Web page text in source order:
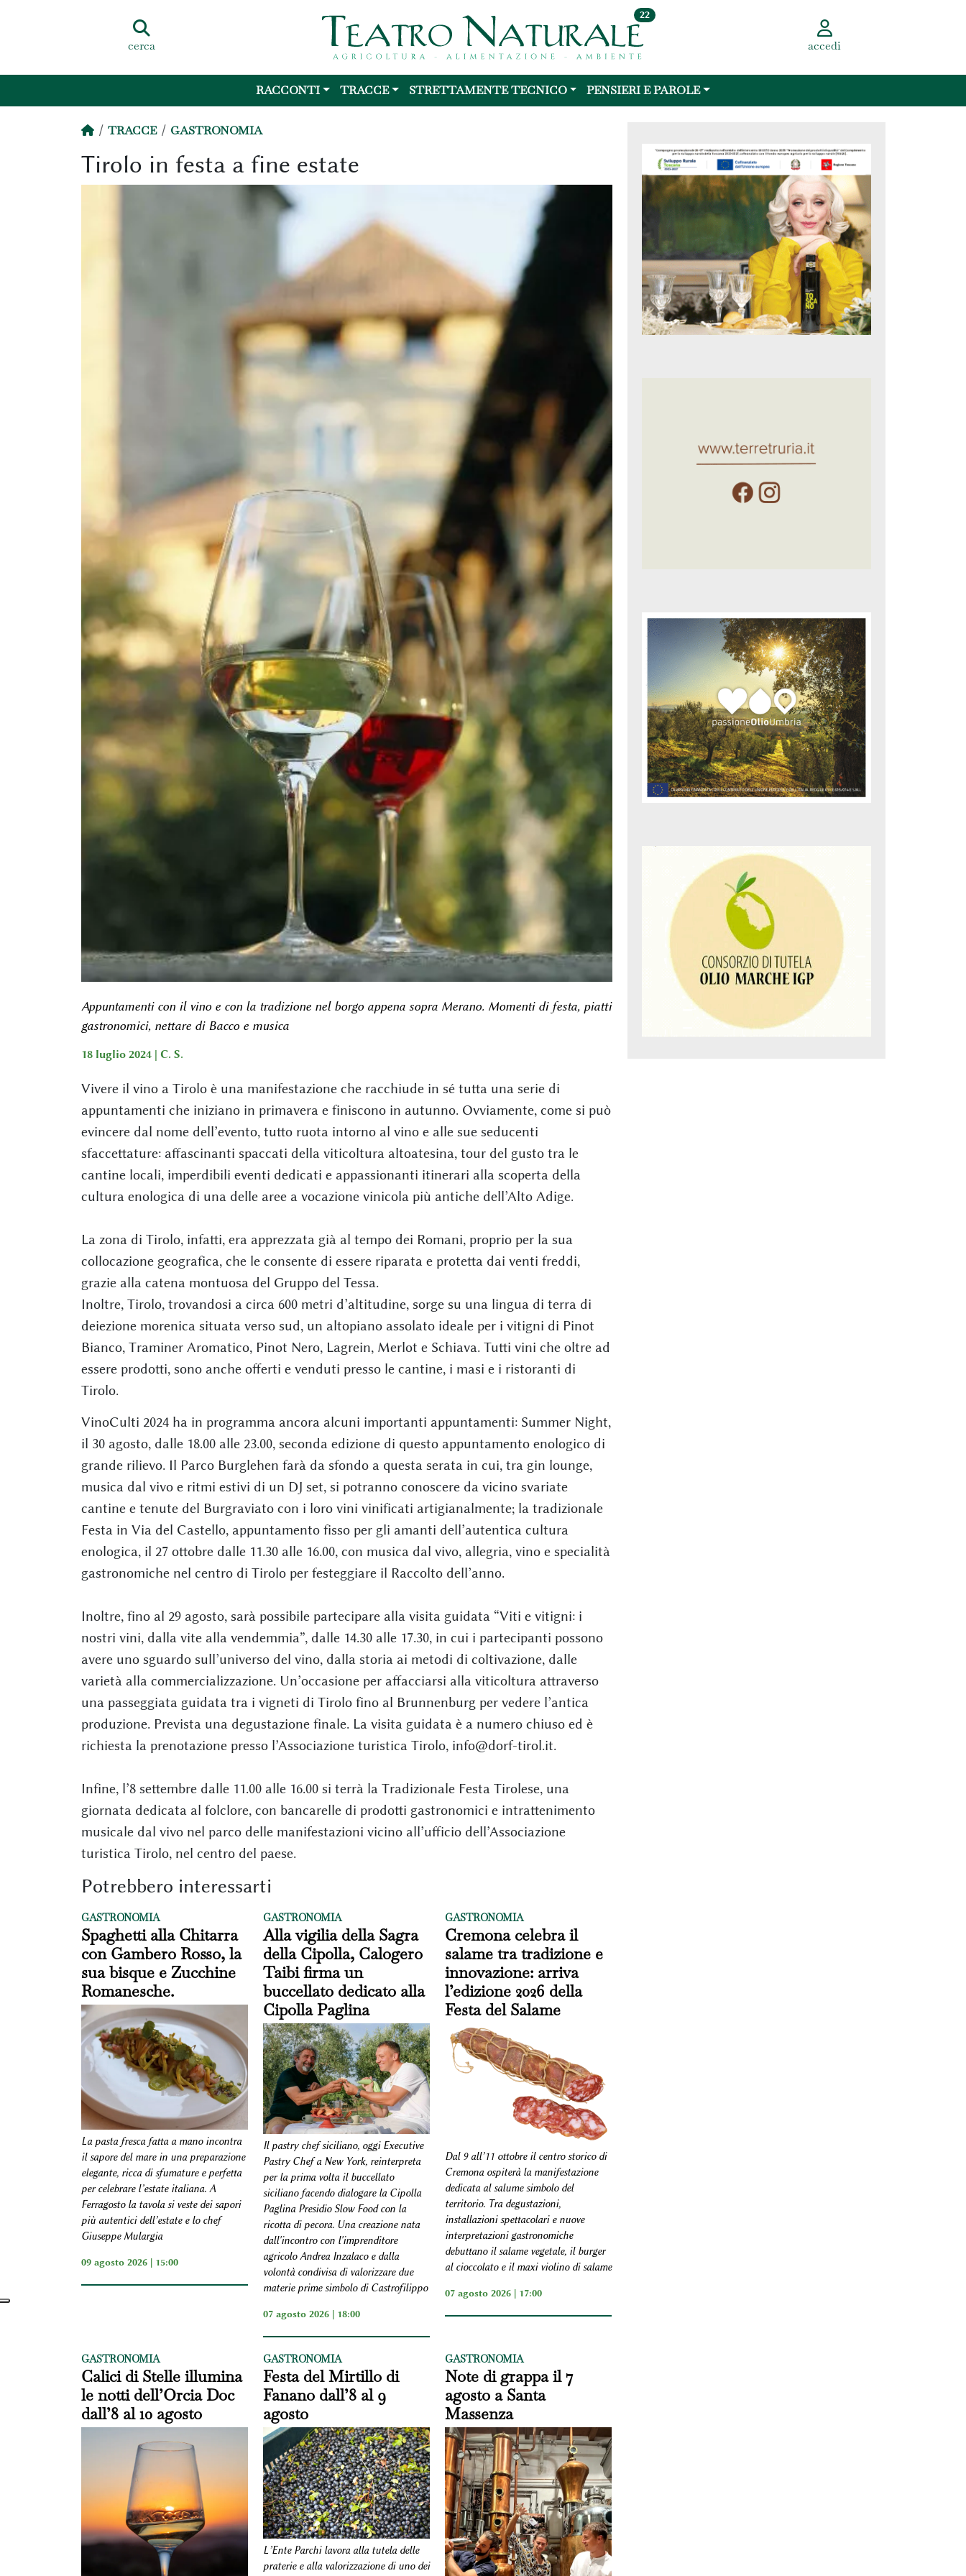
cerca
22
accedi
RACCONTI TRACCE STRETTAMENTE TECNICO PENSIERI E PAROLE
TRACCE GASTRONOMIA
Tirolo in festa a fine estate
Appuntamenti con il vino e con la tradizione nel borgo appena sopra Merano. Momenti di festa, piatti
gastronomici, nettare di Bacco e musica
18 luglio 2024 | C. S.
Vivere il vino a Tirolo è una manifestazione che racchiude in sé tutta una serie di
appuntamenti che iniziano in primavera e finiscono in autunno. Ovviamente, come si può
evincere dal nome dell’evento, tutto ruota intorno al vino e alle sue seducenti
sfaccettature: affascinanti spaccati della viticoltura altoatesina, tour del gusto tra le
cantine locali, imperdibili eventi dedicati e appassionanti itinerari alla scoperta della
cultura enologica di una delle aree a vocazione vinicola più antiche dell’Alto Adige.
La zona di Tirolo, infatti, era apprezzata già al tempo dei Romani, proprio per la sua
collocazione geografica, che le consente di essere riparata e protetta dai venti freddi,
grazie alla catena montuosa del Gruppo del Tessa.
Inoltre, Tirolo, trovandosi a circa 600 metri d’altitudine, sorge su una lingua di terra di
deiezione morenica situata verso sud, un altopiano assolato ideale per i vitigni di Pinot
Bianco, Traminer Aromatico, Pinot Nero, Lagrein, Merlot e Schiava. Tutti vini che oltre ad
essere prodotti, sono anche offerti e venduti presso le cantine, i masi e i ristoranti di
Tirolo.
VinoCulti 2024 ha in programma ancora alcuni importanti appuntamenti: Summer Night,
il 30 agosto, dalle 18.00 alle 23.00, seconda edizione di questo appuntamento enologico di
grande rilievo. Il Parco Burglehen farà da sfondo a questa serata in cui, tra gin lounge,
musica dal vivo e ritmi estivi di un DJ set, si potranno conoscere da vicino svariate
cantine e tenute del Burgraviato con i loro vini vinificati artigianalmente; la tradizionale
Festa in Via del Castello, appuntamento fisso per gli amanti dell’autentica cultura
enologica, il 27 ottobre dalle 11.30 alle 16.00, con musica dal vivo, allegria, vino e specialità
gastronomiche nel centro di Tirolo per festeggiare il Raccolto dell’anno.
Inoltre, fino al 29 agosto, sarà possibile partecipare alla visita guidata “Viti e vitigni: i
nostri vini, dalla vite alla vendemmia”, dalle 14.30 alle 17.30, in cui i partecipanti possono
avere uno sguardo sull’universo del vino, dalla storia ai metodi di coltivazione, dalle
varietà alla commercializzazione. Un’occasione per affacciarsi alla viticoltura attraverso
una passeggiata guidata tra i vigneti di Tirolo fino al Brunnenburg per vedere l’antica
produzione. Prevista una degustazione finale. La visita guidata è a numero chiuso ed è
richiesta la prenotazione presso l’Associazione turistica Tirolo, info@dorf-tirol.it.
Infine, l’8 settembre dalle 11.00 alle 16.00 si terrà la Tradizionale Festa Tirolese, una
giornata dedicata al folclore, con bancarelle di prodotti gastronomici e intrattenimento
musicale dal vivo nel parco delle manifestazioni vicino all’ufficio dell’Associazione
turistica Tirolo, nel centro del paese.
Potrebbero interessarti
GASTRONOMIA
Spaghetti alla Chitarra
con Gambero Rosso, la
sua bisque e Zucchine
Romanesche.
La pasta fresca fatta a mano incontra
il sapore del mare in una preparazione
elegante, ricca di sfumature e perfetta
per celebrare l’estate italiana. A
Ferragosto la tavola si veste dei sapori
più autentici dell’estate e lo chef
Giuseppe Mulargia
09 agosto 2026 | 15:00
GASTRONOMIA
Alla vigilia della Sagra
della Cipolla, Calogero
Taibi firma un
buccellato dedicato alla
Cipolla Paglina
Il pastry chef siciliano, oggi Executive
Pastry Chef a New York, reinterpreta
per la prima volta il buccellato
siciliano facendo dialogare la Cipolla
Paglina Presidio Slow Food con la
ricotta di pecora. Una creazione nata
dall'incontro con l'imprenditore
agricolo Andrea Inzalaco e dalla
volontà condivisa di valorizzare due
materie prime simbolo di Castrofilippo
07 agosto 2026 | 18:00
GASTRONOMIA
Cremona celebra il
salame tra tradizione e
innovazione: arriva
l’edizione 2026 della
Festa del Salame
Dal 9 all’11 ottobre il centro storico di
Cremona ospiterà la manifestazione
dedicata al salume simbolo del
territorio. Tra degustazioni,
installazioni spettacolari e nuove
interpretazioni gastronomiche
debuttano il salame vegetale, il burger
al cioccolato e il maxi violino di salame
07 agosto 2026 | 17:00
GASTRONOMIA
Calici di Stelle illumina
le notti dell’Orcia Doc
dall’8 al 10 agosto
GASTRONOMIA
Festa del Mirtillo di
Fanano dall’8 al 9
agosto
L’Ente Parchi lavora alla tutela delle
praterie e alla valorizzazione di uno dei
GASTRONOMIA
Note di grappa il 7
agosto a Santa
Massenza